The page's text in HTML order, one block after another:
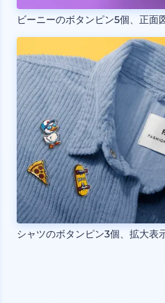
ビーニーのボタンピン5個、正面
シャツのボタンピン3個、拡大表